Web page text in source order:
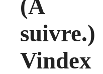
(À
suivre.)
Vindex